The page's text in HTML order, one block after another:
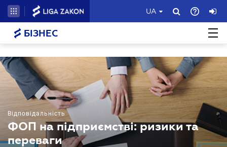
UA
БІЗНЕС
Відповідальність
ФОП на підприємстві: ризики та
переваги